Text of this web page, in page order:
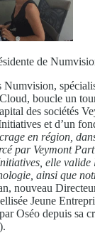
de
boucle un
des sociétés
et d’un
en région,
par Veymont
elle
ainsi que
nouveau
Jeune
Oséo depuis sa